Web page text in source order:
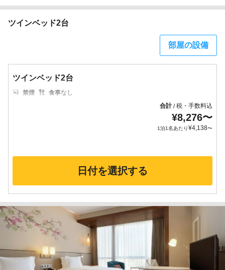
ツインベッド2台
部屋の設備
ツインベッド2台
禁煙
食事なし
合計/税・手数料込
¥8,276〜
1泊1名あたり¥4,138〜
日付を選択する